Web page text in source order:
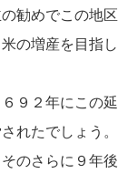
勧めでこの地区
の増産を目指し
９２年にこの延
れたでしょう。
のさらに９年後